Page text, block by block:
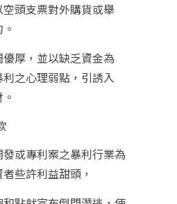
頭支票對外購貨或舉
厚，並以缺乏資金為
之心理弱點，引誘入
或專利案之暴利行業為
些許利益甜頭，